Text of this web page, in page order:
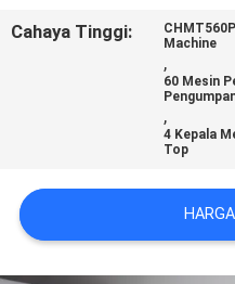
KAMI
ON
LINE
Cahaya Tinggi:
Machine
,
60 Mesin
,
4 Kepala
Top